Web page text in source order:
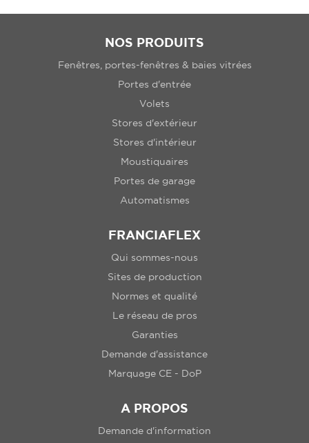
NOS PRODUITS
Fenêtres, portes-fenêtres & baies vitrées
Portes d'entrée
Volets
Stores d'extérieur
Stores d'intérieur
Moustiquaires
Portes de garage
Automatismes
FRANCIAFLEX
Qui sommes-nous
Sites de production
Normes et qualité
Le réseau de pros
Garanties
Demande d'assistance
Marquage CE - DoP
A PROPOS
Demande d'information